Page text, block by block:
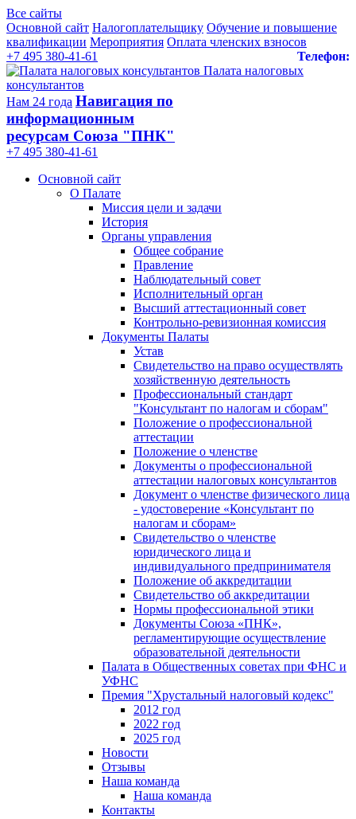
Все сайты
Основной сайт Налогоплательщику Обучение и повышение
квалификации Мероприятия Оплата членских взносов
Телефон:
+7 495 380-41-61
Палата налоговых
консультантов
Нам 24 года Навигация по
информационным
ресурсам Союза "ПНК"
+7 495 380‑41‑61
Основной сайт
О Палате
Миссия цели и задачи
История
Органы управления
Общее собрание
Правление
Наблюдательный совет
Исполнительный орган
Высший аттестационный совет
Контрольно-ревизионная комиссия
Документы Палаты
Устав
Свидетельство на право осуществлять
хозяйственную деятельность
Профессиональный стандарт
"Консультант по налогам и сборам"
Положение о профессиональной
аттестации
Положение о членстве
Документы о профессиональной
аттестации налоговых консультантов
Документ о членстве физического лица
- удостоверение «Консультант по
налогам и сборам»
Свидетельство о членстве
юридического лица и
индивидуального предпринимателя
Положение об аккредитации
Свидетельство об аккредитации
Нормы профессиональной этики
Документы Союза «ПНК»,
регламентирующие осуществление
образовательной деятельности
Палата в Общественных советах при ФНС и
УФНС
Премия "Хрустальный налоговый кодекс"
2012 год
2022 год
2025 год
Новости
Отзывы
Наша команда
Наша команда
Контакты